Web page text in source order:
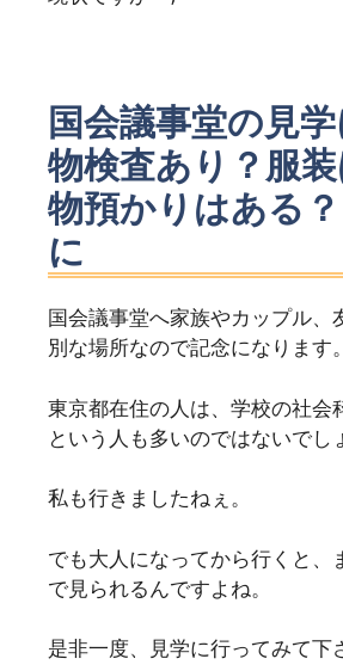
国会議事堂の見
物検査あり？服
物預かりはある
に
国会議事堂へ家族やカップル、
別な場所なので記念になります。
東京都在住の人は、学校の社会
という人も多いのではないでし
私も行きましたねぇ。
でも大人になってから行くと、
で見られるんですよね。
是非一度、見学に行ってみて下